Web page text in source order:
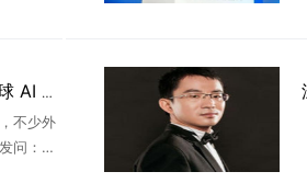
两大广东创业者登顶全球 AI 赛道：两种创业路径，撑起国产大模型半边天
不少外
问：如